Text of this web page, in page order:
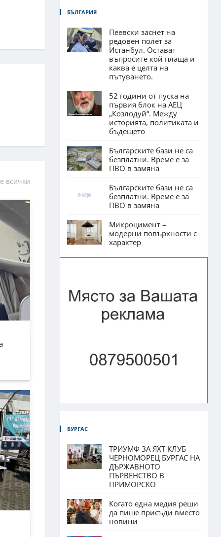
всички
БЪЛГАРИЯ
Пеевски заснет на
редовен полет за
Истанбул. Остават
въпросите кой плаща и
каква е целта на
пътуването.
52 години от пуска на
първия блок на АЕЦ
„Козлодуй“. Между
историята, политиката и
бъдещето
Българските бази не са
безплатни. Време е за
ПВО в замяна
Българските бази не са
безплатни. Време е за
ПВО в замяна
Микроцимент –
модерни повърхности с
характер
БУРГАС
ТРИУМФ ЗА ЯХТ КЛУБ
ЧЕРНОМОРЕЦ БУРГАС НА
ДЪРЖАВНОТО
ПЪРВЕНСТВО В
ПРИМОРСКО
Когато една медия реши
да пише присъди вместо
новини